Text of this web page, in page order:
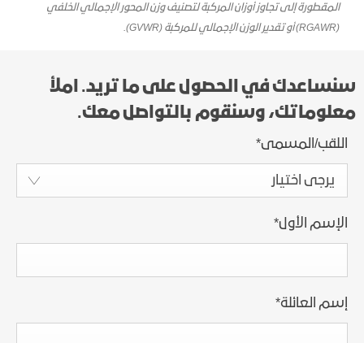
المقطورة إلى تجاوز أوزان المركبة لتصنيف وزن المحور الإجمالي الخلفي
(RGAWR) أو تقدير الوزن الإجمالي للمركبة (GVWR).
سنساعدك في الحصول على ما تريد. املأ
معلوماتك، وسنقوم بالتواصل معك.
اللقب/المسمى*
يرجى اختيار
الإسم الأول*
إسم العائلة*